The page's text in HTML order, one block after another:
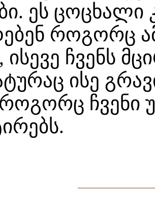
ეს
როგორც
ისევე ჩვენს
ისე
ჩვენი